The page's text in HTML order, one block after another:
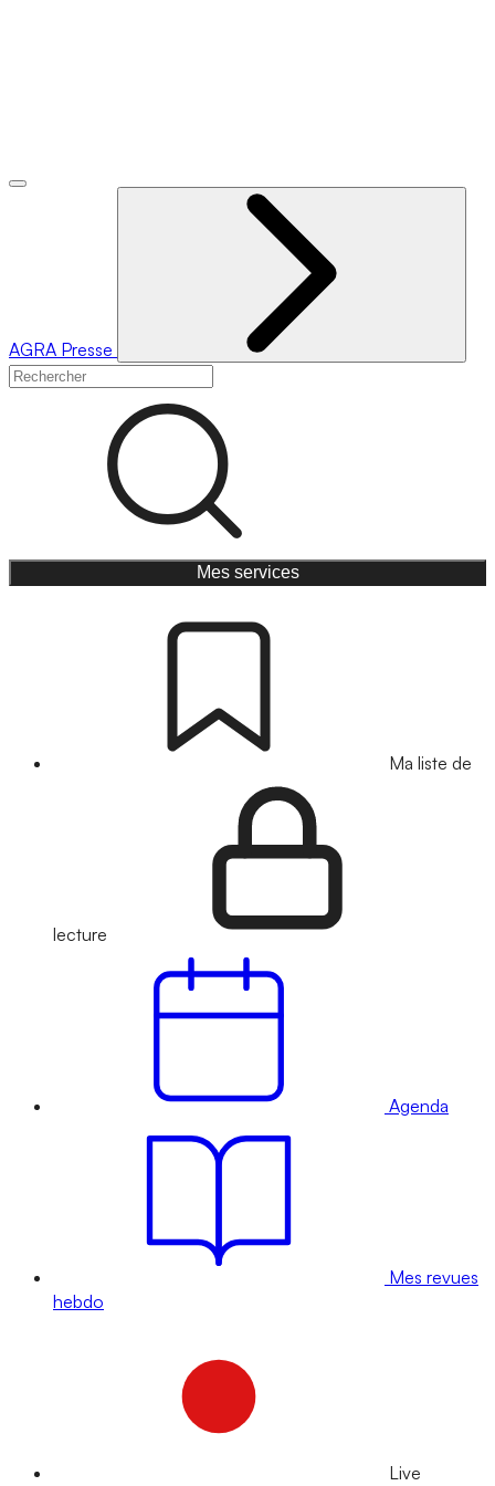
AGRA Presse
Mes services
Ma liste de
lecture
Agenda
Mes revues
hebdo
Live